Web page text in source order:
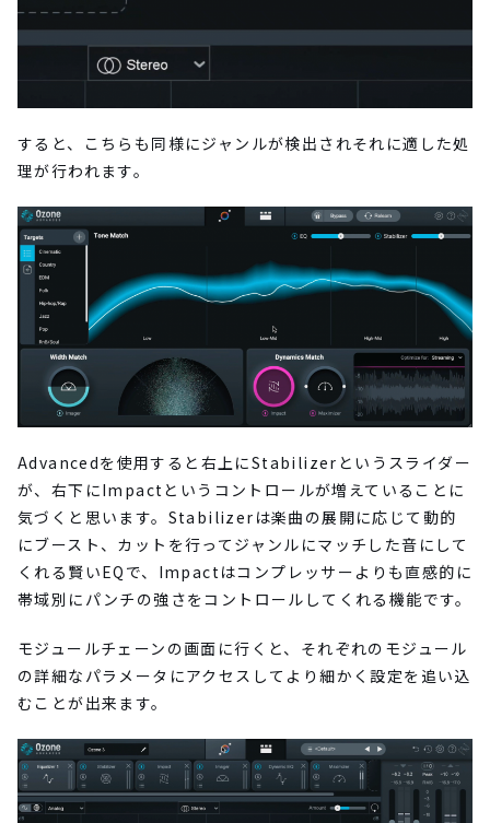
すると、こちらも同様にジャンルが検出されそれに適した処
理が行われます。
Advancedを使用すると右上にStabilizerというスライダー
が、右下にImpactというコントロールが増えていることに
気づくと思います。Stabilizerは楽曲の展開に応じて動的
にブースト、カットを行ってジャンルにマッチした音にして
くれる賢いEQで、Impactはコンプレッサーよりも直感的に
帯域別にパンチの強さをコントロールしてくれる機能です。
モジュールチェーンの画面に行くと、それぞれのモジュール
の詳細なパラメータにアクセスしてより細かく設定を追い込
むことが出来ます。